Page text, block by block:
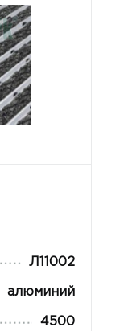
Л11002
алюминий
4500